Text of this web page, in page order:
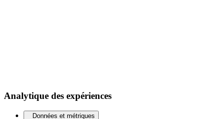
Analytique des expériences
Données et métriques